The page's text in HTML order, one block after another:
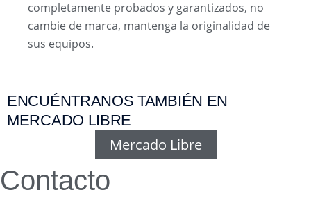
completamente probados y garantizados, no
cambie de marca, mantenga la originalidad de
sus equipos.
ENCUÉNTRANOS TAMBIÉN EN
MERCADO LIBRE
Mercado Libre
Contacto